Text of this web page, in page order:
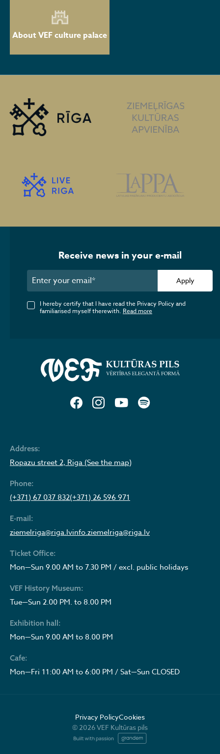
About VEF culture palace
Address:
Ropazu street 2, Riga (See the map)
Phone:
(+371) 67 037 832(+371) 26 596 971
E-mail:
ziemelriga@riga.lvinfo.ziemelriga@riga.lv
Ticket Office:
Mon—Sun 9.00 AM to 7.30 PM / excl. public holidays
VEF History Museum:
Tue—Sun 2.00 PM. to 8.00 PM
Exhibition hall:
Mon—Sun 9.00 AM to 8.00 PM
Cafe:
Mon—Fri 11:00 AM to 6:00 PM / Sat—Sun CLOSED
Receive news in your e-mail
Apply
I hereby certify that I have read the Privacy Policy and
familiarised myself therewith. Read more
Privacy PolicyCookies
© 2026 VEF Kultūras pils